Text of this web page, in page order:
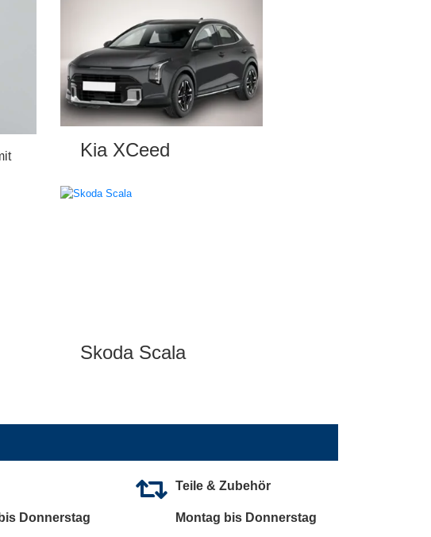
Kia XCeed
Skoda Scala
Donnerstag
Teile & Zubehör
Montag bis Donnerstag